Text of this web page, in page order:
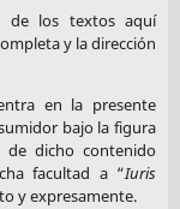
de los textos aquí
y la dirección
en la presente
bajo la figura
dicho contenido
facultad a “Iuris
y expresamente.